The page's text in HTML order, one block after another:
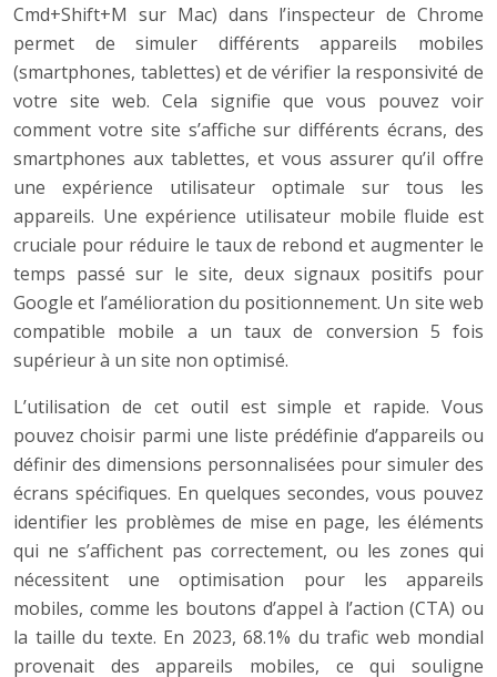
Cmd+Shift+M sur Mac) dans l’inspecteur de Chrome
permet de simuler différents appareils mobiles
(smartphones, tablettes) et de vérifier la responsivité de
votre site web. Cela signifie que vous pouvez voir
comment votre site s’affiche sur différents écrans, des
smartphones aux tablettes, et vous assurer qu’il offre
une expérience utilisateur optimale sur tous les
appareils. Une expérience utilisateur mobile fluide est
cruciale pour réduire le taux de rebond et augmenter le
temps passé sur le site, deux signaux positifs pour
Google et l’amélioration du positionnement. Un site web
compatible mobile a un taux de conversion 5 fois
supérieur à un site non optimisé.
L’utilisation de cet outil est simple et rapide. Vous
pouvez choisir parmi une liste prédéfinie d’appareils ou
définir des dimensions personnalisées pour simuler des
écrans spécifiques. En quelques secondes, vous pouvez
identifier les problèmes de mise en page, les éléments
qui ne s’affichent pas correctement, ou les zones qui
nécessitent une optimisation pour les appareils
mobiles, comme les boutons d’appel à l’action (CTA) ou
la taille du texte. En 2023, 68.1% du trafic web mondial
provenait des appareils mobiles, ce qui souligne